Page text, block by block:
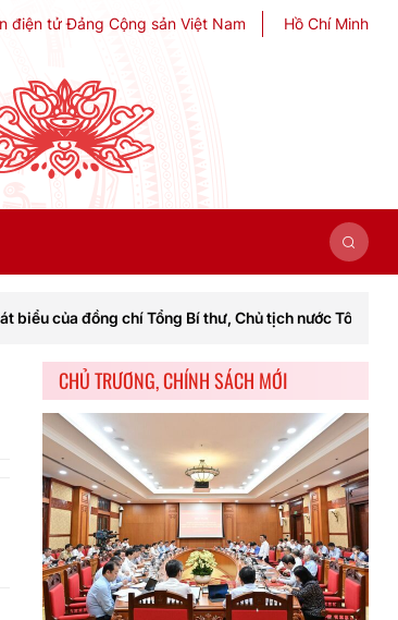
điện tử Đảng Cộng sản Việt Nam Hồ Chí Minh
chí Tổng Bí thư, Chủ tịch nước Tô Lâm khai mạc
CHỦ TRƯƠNG, CHÍNH SÁCH MỚI